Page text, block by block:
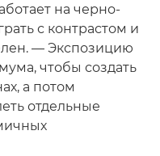
на черно-
с контрастом и
— Экспозицию
чтобы создать
а потом
отдельные